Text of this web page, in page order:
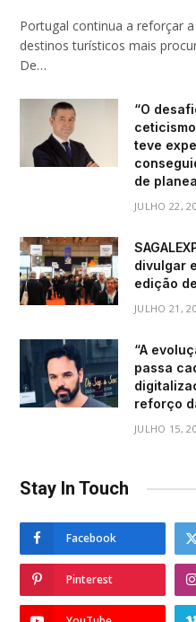
Portugal continua a reforçar
destinos turísticos mais
De…
“O
teve
de
JULHO 22,
divulgar
edição
JULHO 21,
“A
passa
reforço
JULHO 15,
Stay In Touch
Facebook
Pinterest